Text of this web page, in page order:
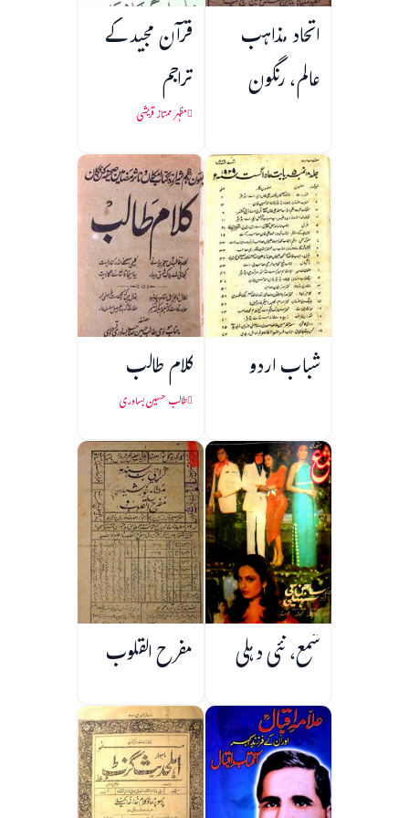
اتحاد مذاہب
عالم، رنگون
قرآن مجید کے
تراجم
مظہر ممتاز قریشی
شباب اردو کلام طالب
طالب حسین بساوری
شمع، نئی دہلی مفرح القلوب